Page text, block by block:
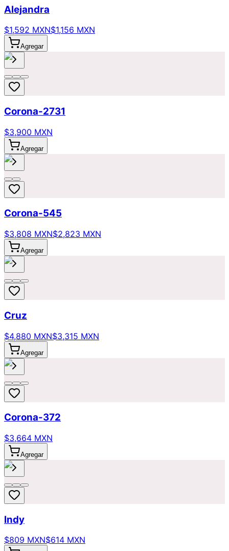
Alejandra
$1,592 MXN$1,156 MXN
Agregar
Corona-2731
$3,900 MXN
Agregar
Corona-545
$3,808 MXN$2,823 MXN
Agregar
Cruz
$4,880 MXN$3,315 MXN
Agregar
Corona-372
$3,664 MXN
Agregar
Indy
$809 MXN$614 MXN